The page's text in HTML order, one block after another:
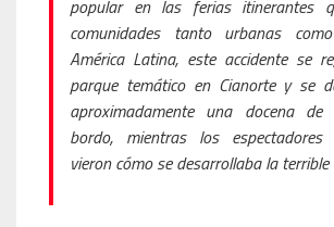
popular en las ferias itinerantes
comunidades tanto urbanas
América Latina, este accidente se
parque temático en Cianorte y se
aproximadamente una docena
bordo, mientras los espectadores
vieron cómo se desarrollaba la terrible